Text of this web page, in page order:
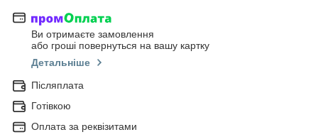
Ви отримаєте замовлення
або гроші повернуться на вашу картку
Детальніше
Післяплата
Готівкою
Оплата за реквізитами